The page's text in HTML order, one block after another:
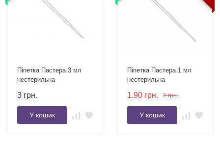
Піпетка Пастера 3 мл
нестерильна
3 грн.
У кошик
Піпетка Пастера 1 мл
нестерильна
1.90 грн. 2 грн.
У кошик